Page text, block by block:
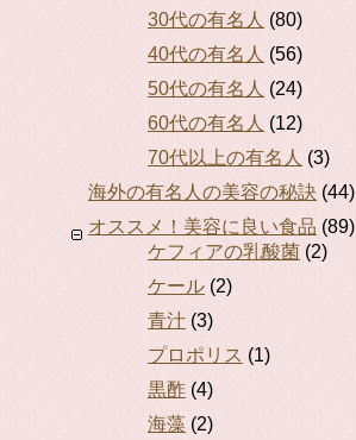
30代の有名人 (80)
40代の有名人 (56)
50代の有名人 (24)
60代の有名人 (12)
70代以上の有名人 (3)
海外の有名人の美容の秘訣 (44)
オススメ！美容に良い食品 (89)
ケフィアの乳酸菌 (2)
ケール (2)
青汁 (3)
プロポリス (1)
黒酢 (4)
海藻 (2)